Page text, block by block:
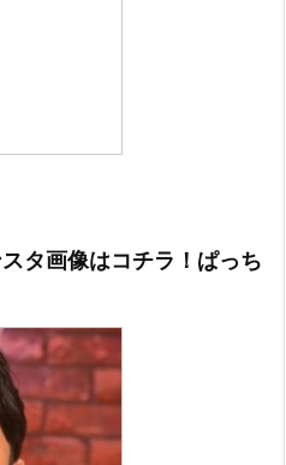
タ画像はコチラ！ぱっち